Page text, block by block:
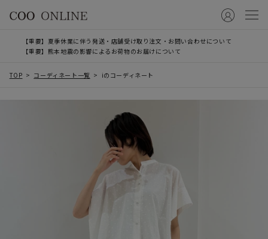
【重要】夏季休業に伴う発送・店舗受け取り注文・お問い合わせについて
【重要】熊本地震の影響によるお荷物のお届けについて
TOP コーディネート一覧 iのコーディネート